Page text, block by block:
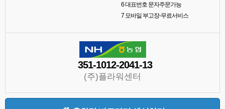
6대표번호 문자주문가능
7모바일 부고장-무료서비스
351-1012-2041-13
(주)플라워센터